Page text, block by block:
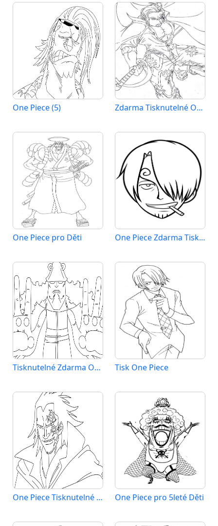
One Piece (5) Zdarma Tisknutelné One Piece
One Piece pro Děti One Piece Zdarma Tisknutelné
Tisknutelné Zdarma One Piece Tisk One Piece
One Piece Tisknutelné pro Děti One Piece pro 5leté Děti